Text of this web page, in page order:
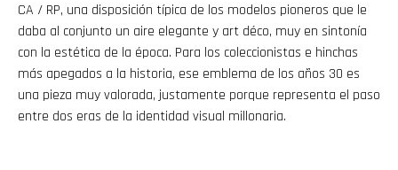
CA / RP, una disposición típica de los modelos pioneros que le
daba al conjunto un aire elegante y art déco, muy en sintonía
con la estética de la época. Para los coleccionistas e hinchas
más apegados a la historia, ese emblema de los años 30 es
una pieza muy valorada, justamente porque representa el paso
entre dos eras de la identidad visual millonaria.